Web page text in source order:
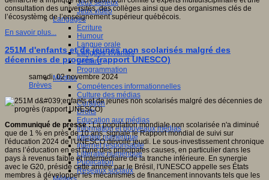
Jeux sérieux
Jeux vidéo
Langages
Ecriture
Humour
Langue orale
Langues vivantes
Lecture
Programmation
Médias
Compétences informationnelles
Culture des médias
Curation
Droits
Education aux médias
Information et nouveaux médias
Identité numérique
Internet responsable
Littératie numérique
Publication
Réseaux sociaux
consultation des universités, des collèges ainsi que des organismes clés de
l’écosystème de l’enseignement supérieur québécois.
En savoir plus...
251M d'enfants et de jeunes non scolarisés malgré des
décennies de progrès (rapport UNESCO)
samedi, 02 novembre 2024
Brèves
Communiqué de presse :La population mondiale non scolarisée n'a diminué
que de 1 % en près de 10 ans, signale le Rapport mondial de suivi sur
l'éducation 2024 de l'UNESCO dévoilé jeudi. Le sous-investissement chronique
dans l’éducation en est l'une des principales causes, en particulier dans les
pays à revenus faible et intermédiaire de la tranche inférieure. En synergie
avec le G20, présidé cette année par le Brésil, l'UNESCO appelle ses États
membres à développer les mécanismes de financement innovants tels que les